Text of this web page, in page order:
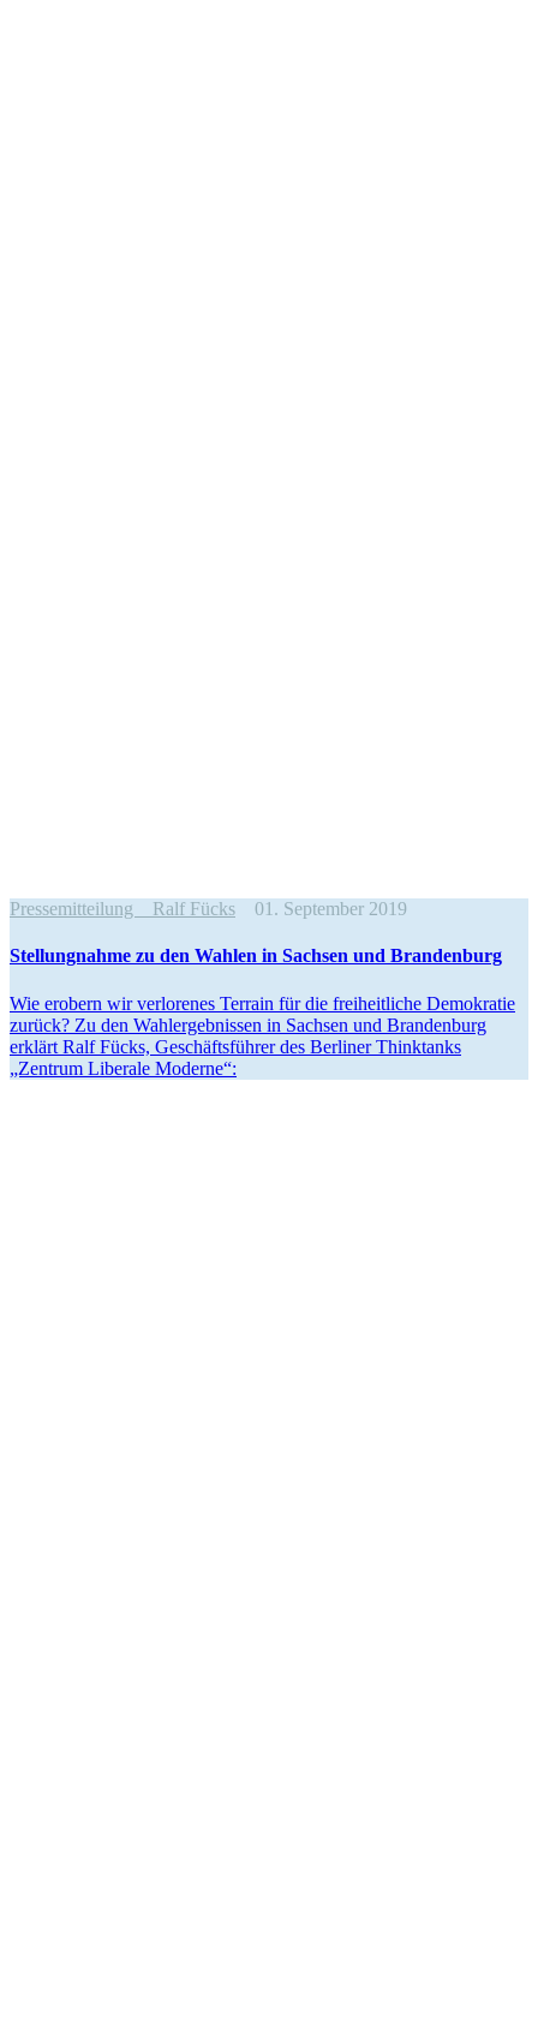
Pressemitteilung Ralf Fücks 01. September 2019
Stellung­nahme zu den Wahlen in Sachsen und Brandenburg
Wie erobern wir verlo­renes Terrain für die freiheit­liche Demokratie
zurück? Zu den Wahler­geb­nissen in Sachsen und Brandenburg
erklärt Ralf Fücks, Geschäfts­führer des Berliner Thinktanks
„Zentrum Liberale Moderne“: